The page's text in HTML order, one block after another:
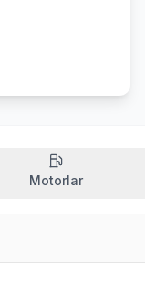
Motorlar